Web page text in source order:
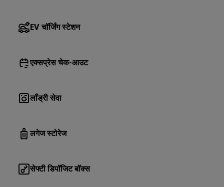
EV चॉर्जिंग स्टेशन
एक्सप्रेस चेक-आउट
लॉंड्री सेवा
लगेज स्टोरेज
सेफ्टी डिपॉजिट बॉक्स